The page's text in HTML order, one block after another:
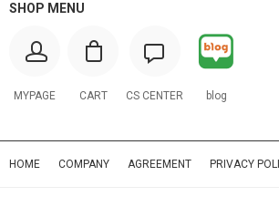
SHOP MENU
MYPAGE CART CS CENTER blog
HOME COMPANY AGREEMENT PRIVACY